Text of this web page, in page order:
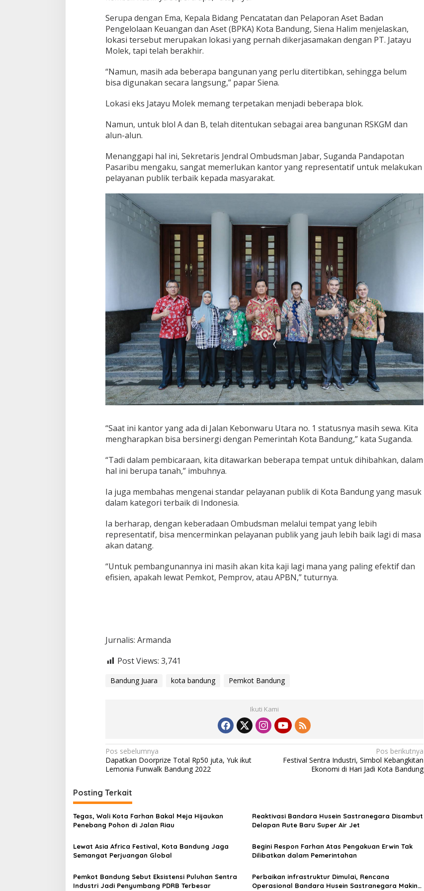
Serupa dengan Ema, Kepala Bidang Pencatatan dan Pelaporan Aset Badan
Pengelolaan Keuangan dan Aset (BPKA) Kota Bandung, Siena Halim menjelaskan,
lokasi tersebut merupakan lokasi yang pernah dikerjasamakan dengan PT. Jatayu
Molek, tapi telah berakhir.
“Namun, masih ada beberapa bangunan yang perlu ditertibkan, sehingga belum
bisa digunakan secara langsung,” papar Siena.
Lokasi eks Jatayu Molek memang terpetakan menjadi beberapa blok.
Namun, untuk blol A dan B, telah ditentukan sebagai area bangunan RSKGM dan
alun-alun.
Menanggapi hal ini, Sekretaris Jendral Ombudsman Jabar, Suganda Pandapotan
Pasaribu mengaku, sangat memerlukan kantor yang representatif untuk melakukan
pelayanan publik terbaik kepada masyarakat.
“Saat ini kantor yang ada di Jalan Kebonwaru Utara no. 1 statusnya masih sewa. Kita
mengharapkan bisa bersinergi dengan Pemerintah Kota Bandung,” kata Suganda.
“Tadi dalam pembicaraan, kita ditawarkan beberapa tempat untuk dihibahkan, dalam
hal ini berupa tanah,” imbuhnya.
Ia juga membahas mengenai standar pelayanan publik di Kota Bandung yang masuk
dalam kategori terbaik di Indonesia.
Ia berharap, dengan keberadaan Ombudsman melalui tempat yang lebih
representatif, bisa mencerminkan pelayanan publik yang jauh lebih baik lagi di masa
akan datang.
“Untuk pembangunannya ini masih akan kita kaji lagi mana yang paling efektif dan
efisien, apakah lewat Pemkot, Pemprov, atau APBN,” tuturnya.
Jurnalis: Armanda
Post Views: 3,741
Bandung Juara kota bandung Pemkot Bandung
Ikuti Kami
N
a
i
g
a
i
o
Pos sebelumnya
Dapatkan Doorprize Total Rp50 juta, Yuk ikut
Lemonia Funwalk Bandung 2022
Pos berikutnya
Festival Sentra Industri, Simbol Kebangkitan
Ekonomi di Hari Jadi Kota Bandung
Posting Terkait
Tegas, Wali Kota Farhan Bakal Meja Hijaukan
Penebang Pohon di Jalan Riau
Reaktivasi Bandara Husein Sastranegara Disambut
Delapan Rute Baru Super Air Jet
Lewat Asia Africa Festival, Kota Bandung Jaga
Semangat Perjuangan Global
Begini Respon Farhan Atas Pengakuan Erwin Tak
Dilibatkan dalam Pemerintahan
Pemkot Bandung Sebut Eksistensi Puluhan Sentra
Industri Jadi Penyumbang PDRB Terbesar
Perbaikan infrastruktur Dimulai, Rencana
Operasional Bandara Husein Sastranegara Makin